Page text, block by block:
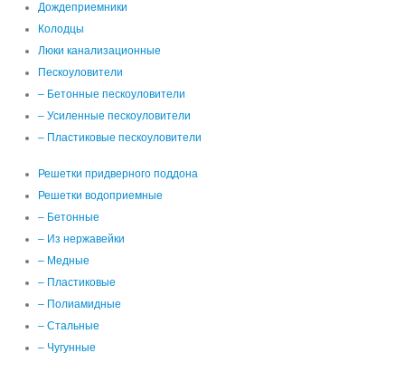
Дождеприемники
Колодцы
Люки канализационные
Пескоуловители
– Бетонные пескоуловители
– Усиленные пескоуловители
– Пластиковые пескоуловители
Решетки придверного поддона
Решетки водоприемные
– Бетонные
– Из нержавейки
– Медные
– Пластиковые
– Полиамидные
– Стальные
– Чугунные